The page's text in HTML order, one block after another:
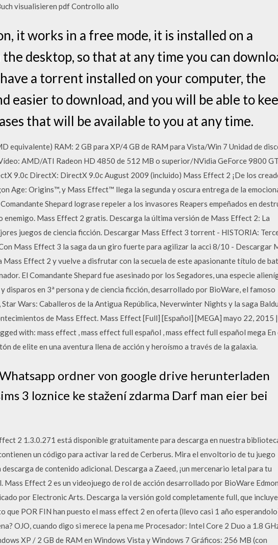
visualisieren pdf Controllo allo
it works in a free mode, it is installed on a
desktop, so that at any time you can
a torrent installed on your computer, the
easier to download, and you will be able to
that will be available to you at any time.
equivalente) RAM: 2 GB para XP/4 GB de RAM para Vista/Win 7 Unidad de
AMD/ATI Radeon HD 4850 de 512 MB o superior/NVidia GeForce 9800
9.0c DirectX: DirectX 9.0c August 2009 (incluido) Mass Effect 2 ¡De los
Age: Origins™, y Mass Effect™ llega la segunda y oscura entrega de la
Shepard lograse repeler a los invasores Reapers empeñados en
Mass Effect 2 gratis. Descarga la última versión de Mass Effect 2: La
juegos de ciencia ficción. Descargar Mass Effect 3 torrent - HISTORIA:
Mass Effect 3 la saga da un giro fuerte para agilizar la acci 8/10 - Descargar
Effect 2 y vuelve a disfrutar con la secuela de este apasionante título de
El Comandante Shepard fue asesinado por los Segadores, una especie
disparos en 3ª persona y de ciencia ficción, desarrollado por BioWare, el famoso
Wars: Caballeros de la Antigua República, Neverwinter Nights y la saga
de Mass Effect. Mass Effect [Full] [Español] [MEGA] mayo 22, 2015 |
with: mass effect , mass effect full español , mass effect full español mega En
de elite en una aventura llena de acción y heroísmo a través de la galaxia.
ordner von google drive herunterladen
3 loznice ke stažení zdarma Darf man eier bei
2 1.3.0.271 está disponible gratuitamente para descarga en nuestra
un código para activar la red de Cerberus. Mira el envoltorio de tu juego
de contenido adicional. Descarga a Zaeed, ¡un mercenario letal para tu
Effect 2 es un videojuego de rol de acción desarrollado por BioWare
por Electronic Arts. Descarga la versión gold completamente full, que incluye
que POR FIN han puesto el mass effect 2 en oferta (llevo casi 1 año
OJO, cuando digo si merece la pena me Procesador: Intel Core 2 Duo a 1.8
XP / 2 GB de RAM en Windows Vista y Windows 7 Gráficos: 256 MB (con